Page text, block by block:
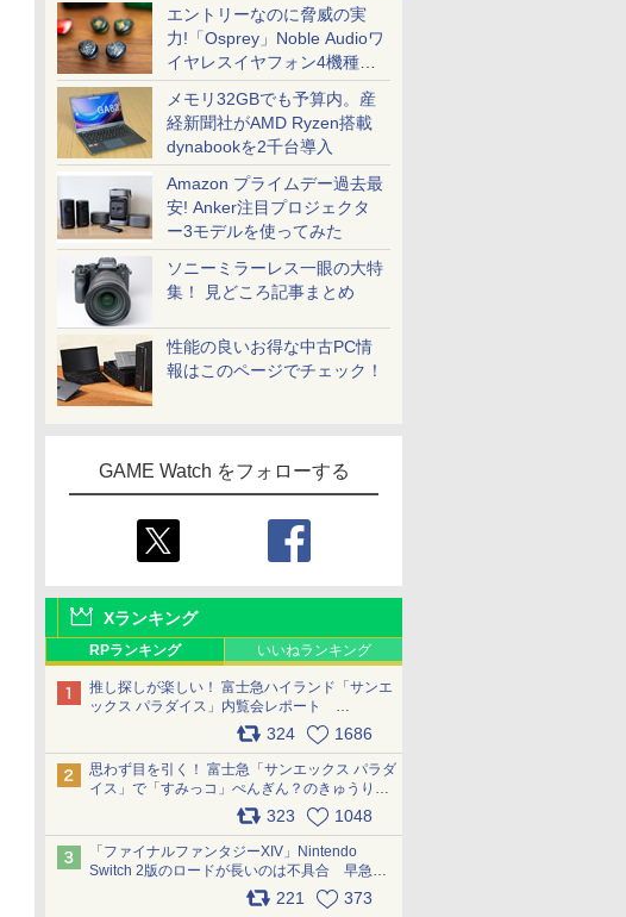
エントリーなのに脅威の実
力!「Osprey」Noble Audioワ
イヤレスイヤフォン4機種を
一気に聴く
メモリ32GBでも予算内。産
経新聞社がAMD Ryzen搭載
dynabookを2千台導入
Amazon プライムデー過去最
安! Anker注目プロジェクタ
ー3モデルを使ってみた
ソニーミラーレス一眼の大特
集！ 見どころ記事まとめ
性能の良いお得な中古PC情
報はこのページでチェック！
GAME Watch をフォローする
Xランキング
RPランキング いいねランキング
推し探しが楽しい！ 富士急ハイランド「サンエ
ックス パラダイス」内覧会レポート
324 1686
思わず目を引く！ 富士急「サンエックス パラダ
イス」で「すみっコ」ぺんぎん？のきゅうりド
ッグを食べてみた イラストそのままのメニュ
ー化に挑戦。これが意外にもおいしい
pic.x.com/Kgl04hZaeg
323 1048
「ファイナルファンタジーXIV」Nintendo
Switch 2版のロードが長いのは不具合 早急に
アップデートできるよう対応中221 373